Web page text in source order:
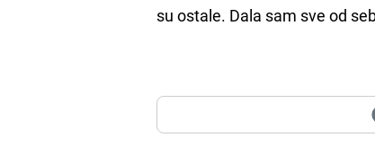
su ostale. Dala sam sve od